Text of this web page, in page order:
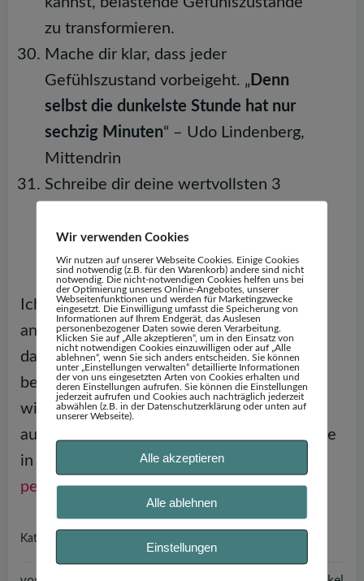
zu transformieren.
Mache dir klar, dass jeder
Gefühlszustand vorbeigeht. „ Denn
selbst die dunkelste Stunde hat nur
sechzig Minuten“ – Udo Lindenberg,
Mittendrin
Schreibe dir deine wertvollsten 3
trage sie bei dir. Dann kannst du sie
dir jederzeit vor Augen führen.
Ich freue mich sehr, wenn der eine oder
andere Tipp hilfreich für dich ist. Picke dir
das Beste für dich heraus (wie in 31
beschrieben). Vielleicht hast du eine
wirksame Methode, die hier noch nicht
aufgelistet ist. Dann schreibe sie doch gerne
in einen Kommentar oder schreibe mir
persönlich😊
Kathegorie:
Wir verwenden Cookies
Wir nutzen auf unserer Webseite Cookies. Einige Cookies
sind notwendig (z.B. für den Warenkorb) andere sind nicht
notwendig. Die nicht-notwendigen Cookies helfen uns bei
der Optimierung unseres Online-Angebotes, unserer
Webseitenfunktionen und werden für Marketingzwecke
eingesetzt. Die Einwilligung umfasst die Speicherung von
Informationen auf Ihrem Endgerät, das Auslesen
personenbezogener Daten sowie deren Verarbeitung.
Klicken Sie auf „Alle akzeptieren“, um in den Einsatz von
nicht notwendigen Cookies einzuwilligen oder auf „Alle
ablehnen“, wenn Sie sich anders entscheiden. Sie können
unter „Einstellungen verwalten“ detaillierte Informationen
der von uns eingesetzten Arten von Cookies erhalten und
deren Einstellungen aufrufen. Sie können die Einstellungen
jederzeit aufrufen und Cookies auch nachträglich jederzeit
abwählen (z.B. in der Datenschutzerklärung oder unten auf
unserer Webseite).
Alle akzeptieren
Alle ablehnen
Einstellungen